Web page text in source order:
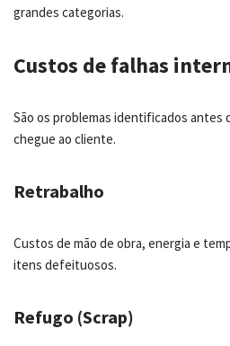
grandes categorias.
Custos de falhas
São os problemas identificados antes
chegue ao cliente.
Retrabalho
Custos de mão de obra, energia e
itens defeituosos.
Refugo (Scrap)